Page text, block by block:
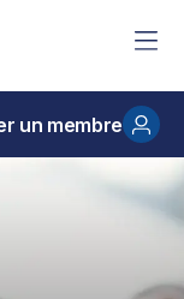
un membre